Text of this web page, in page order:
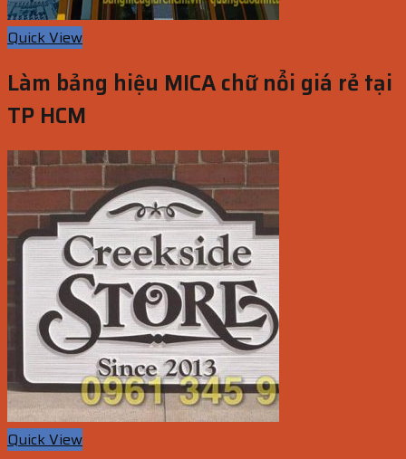
Quick View
Làm bảng hiệu MICA chữ nổi giá rẻ tại
TP HCM
Quick View